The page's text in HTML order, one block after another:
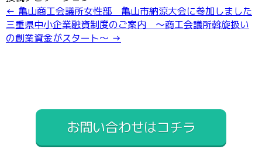
← 亀山商工会議所女性部 亀山市納涼大会に参加しました
三重県中小企業融資制度のご案内 ～商工会議所斡旋扱い
の創業資金がスタート～ →
お問い合わせはコチラ